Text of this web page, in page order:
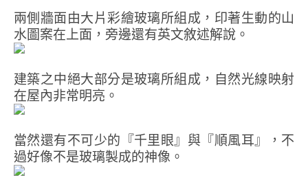
兩側牆面由大片彩繪玻璃所組成，印著生動的山
水圖案在上面，旁邊還有英文敘述解說。
建築之中絕大部分是玻璃所組成，自然光線映射
在屋內非常明亮。
當然還有不可少的『千里眼』與『順風耳』，不
過好像不是玻璃製成的神像。